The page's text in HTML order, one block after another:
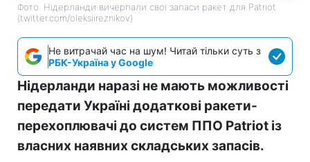
Фото: Нідерланди вичерпали свої запаси ракет для Patriot
(twitter.com/oleksiireznikov)
Не витрачай час на шум! Читай тільки суть з
РБК-Україна у Google
Нідерланди наразі не мають можливості
передати Україні додаткові ракети-
перехоплювачі до систем ППО Patriot із
власних наявних складських запасів.